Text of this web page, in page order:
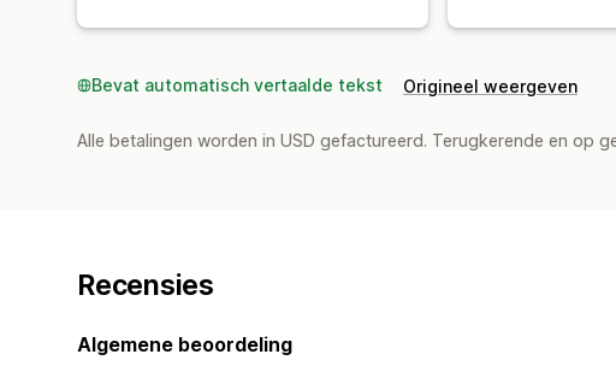
Bevat automatisch vertaalde tekst Origineel weergeven
Alle betalingen worden in USD gefactureerd. Terugkerende en op
Recensies
Algemene beoordeling